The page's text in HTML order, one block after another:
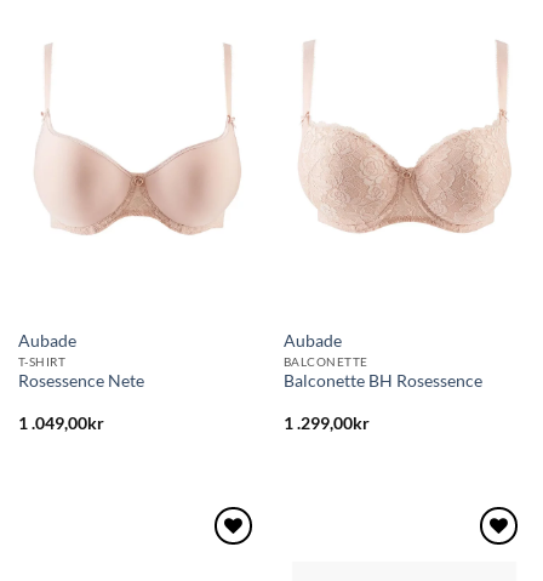
Lägg
Aubade
T-SHIRT
Rosessence Nete
1 .049,00kr
Lägg
Aubade
BALCONETTE
Balconette BH Rosessence
1 .299,00kr